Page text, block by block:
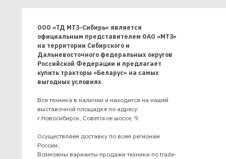
ООО «ТД МТЗ-Сибирь» является
официальным представителем ОАО «МТЗ»
на территории Сибирского и
Дальневосточного федеральных округов
Российской Федерации и предлагает
купить тракторы «Беларус» на самых
выгодных условиях.
Вся техника в наличии и находится на нашей
выставочной площадке по адресу:
г.Новосибирск, Советское шоссе, 9.
Осуществляем доставку по всем регионам
России;
Возможны варианты продажи техники по trade-